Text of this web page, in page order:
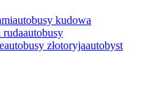
autobusy kudowa
rudaautobusy
autobusy złotoryjaautobyst